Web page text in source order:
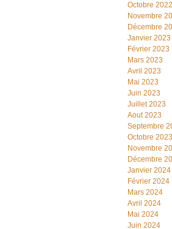
Octobre 2022
Novembre
Décembre
Janvier 2023
Février 2023
Mars 2023
Avril 2023
Mai 2023
Juin 2023
Juillet 2023
Aout 2023
Septembre
Octobre 2023
Novembre
Décembre
Janvier 2024
Février 2024
Mars 2024
Avril 2024
Mai 2024
Juin 2024